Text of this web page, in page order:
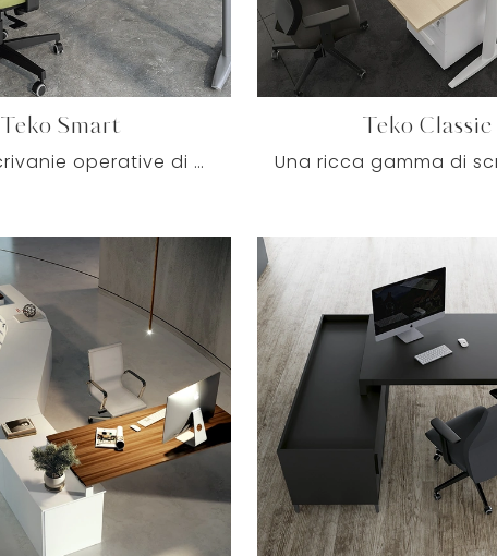
Teko Smart
Se vuoi scrivanie operative di Colombini Office, clicca e scopri di più sul modello Teko Smart in melaminico per gli ambienti di lavoro!
Teko Classic